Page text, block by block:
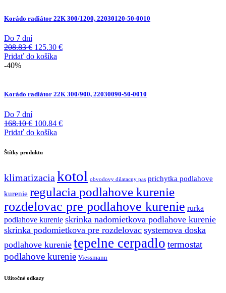
Korádo radiátor 22K 300/1200, 22030120-50-0010
Do 7 dní
208.83€ Pôvodná
cena
125.30 €Aktuálna
Pridať do košíka
-40%
Korádo radiátor 22K 300/900, 22030090-50-0010
Do 7 dní
168.10€ Pôvodná
cena
168.10 €.
100.84 €Aktuálna
Pridať do košíka
Štítky produktu
klimatizaciakotol obvodovy dilatacny pas prichytka podlahove
kurenie regulacia podlahove kurenie
rozdelovac pre podlahove kurenie rurka
podlahove kurenie skrinka nadomietkova podlahove kurenie
skrinka podomietkova pre rozdelovac systemova doska
podlahove kurenie tepelne cerpadlo termostat
podlahove kurenie Viessmann
Užitočné odkazy